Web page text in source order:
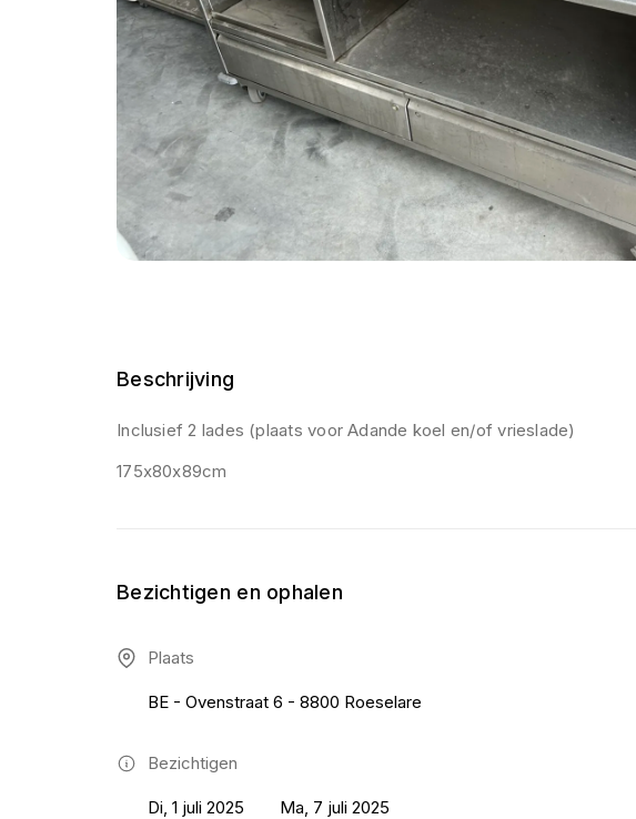
Beschrijving
Inclusief 2 lades (plaats voor Adande koel en/of vrieslade)
175x80x89cm
Bezichtigen en ophalen
Plaats
BE - Ovenstraat 6 - 8800 Roeselare
Bezichtigen
Di, 1 juli 2025
Ma, 7 juli 2025